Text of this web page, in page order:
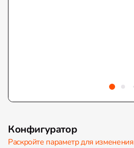
Конфигуратор
Раскройте параметр для изменения